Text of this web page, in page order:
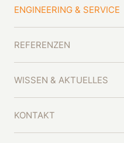
ENGINEERING & SERVICE
REFERENZEN
WISSEN & AKTUELLES
KONTAKT